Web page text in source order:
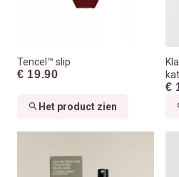
Tencel™ slip
€ 19.90
Het product zien
€